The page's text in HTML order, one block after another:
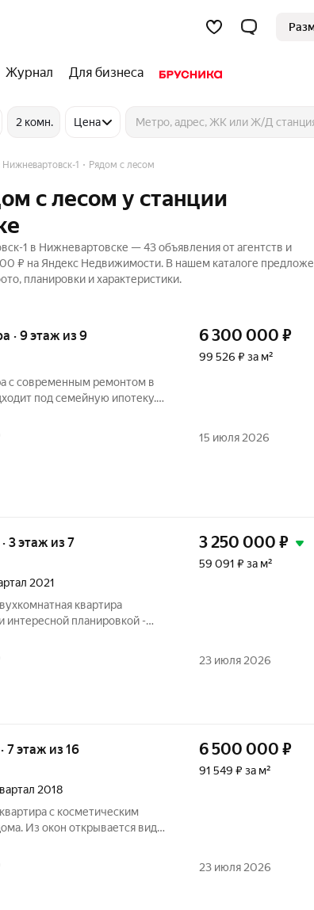
Журнал Для бизнеса
2 комн. Цена
1 Рядом с лесом
с лесом у станции
1 в Нижневартовске — 43 объявления от агентств и
₽ на Яндекс Недвижимости. В нашем каталоге
планировки и характеристики.
· 9 этаж из 9
с современным ремонтом в
под семейную ипотеку.
стороны. Новым владельцам
6 300 000 ₽
99 526 ₽ за м²
15 июля 2026
3 этаж из 7
2021
квартира
интересной планировкой -
этой квартиры! В кухне и
3 250 000 ₽
59 091 ₽ за м²
23 июля 2026
7 этаж из 16
2018
с косметическим
Из окон открывается вид
уединенности и
6 500 000 ₽
91 549 ₽ за м²
23 июля 2026